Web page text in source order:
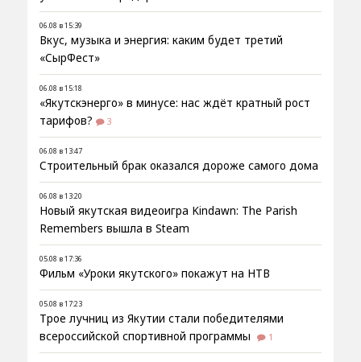
06.08 в 15:39
Вкус, музыка и энергия: каким будет третий
«СырФест»
06.08 в 15:18
«Якутскэнерго» в минусе: нас ждёт кратный рост
тарифов?
3
06.08 в 13:47
Строительный брак оказался дороже самого дома
06.08 в 13:20
Новый якутская видеоигра Kindawn: The Parish
Remembers вышла в Steam
05.08 в 17:36
Фильм «Уроки якутского» покажут на НТВ
05.08 в 17:23
Трое лучниц из Якутии стали победителями
всероссийской спортивной программы
1